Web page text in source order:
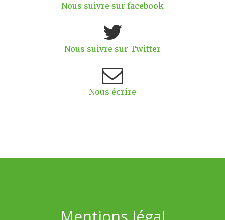
Nous suivre sur facebook
Nous suivre sur Twitter
Nous écrire